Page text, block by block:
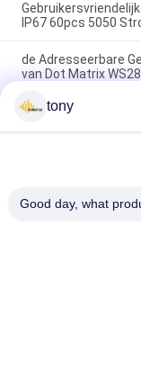
IP67 60pcs 5050
de Adresseerbare
van Dot Matrix
P33.3mm 9w
tony
Good day, what